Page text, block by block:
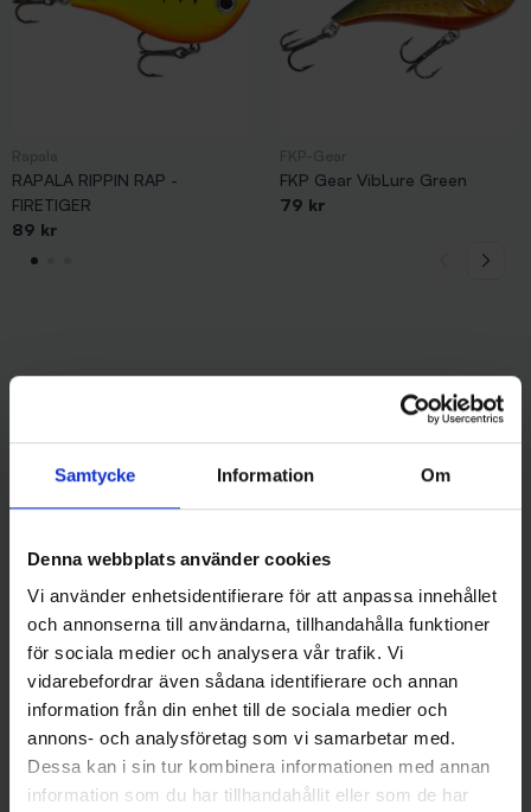
Samtycke Information Om
Denna webbplats använder cookies
Vi använder enhetsidentifierare för att anpassa innehållet
och annonserna till användarna, tillhandahålla funktioner
för sociala medier och analysera vår trafik. Vi
vidarebefordrar även sådana identifierare och annan
information från din enhet till de sociala medier och
annons- och analysföretag som vi samarbetar med.
Dessa kan i sin tur kombinera informationen med annan
information som du har tillhandahållit eller som de har
RAPALA RIPPIN RAP -
FIRETIGER
89 kr
FKP Gear VibLure Green
79 kr
Andra gillade även
FKP-Gear
FKP Gear VibLure MF SHAD
Rapala
Rapala Super Shadow Rap 16
cm - Twiligt Zone